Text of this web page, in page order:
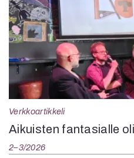
Verkkoartikkeli
Aikuisten fantasialle
2–3/2026